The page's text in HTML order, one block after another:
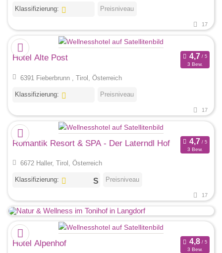
Klassifizierung: Preisniveau
17
Hotel Alte Post
3 Bew.
6391 Fieberbrunn , Tirol, Österreich
Klassifizierung: Preisniveau
17
Romantik Resort & SPA - Der Laterndl Hof
3 Bew.
6672 Haller, Tirol, Österreich
Klassifizierung: Preisniveau
17
Hotel Alpenhof
3 Bew.